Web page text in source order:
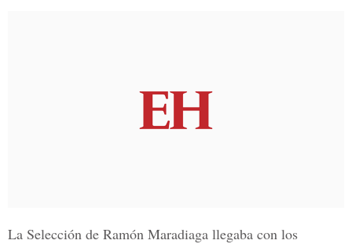
La Selección de Ramón Maradiaga llegaba con los